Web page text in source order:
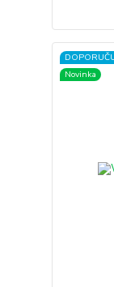
Novinka